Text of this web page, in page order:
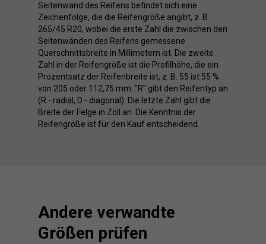
Seitenwand des Reifens befindet sich eine
Zeichenfolge, die die Reifengröße angibt, z. B.
265/45 R20, wobei die erste Zahl die zwischen den
Seitenwänden des Reifens gemessene
Querschnittsbreite in Millimetern ist. Die zweite
Zahl in der Reifengröße ist die Profilhöhe, die ein
Prozentsatz der Reifenbreite ist, z. B. 55 ist 55 %
von 205 oder 112,75 mm. "R" gibt den Reifentyp an
(R - radial, D - diagonal). Die letzte Zahl gibt die
Breite der Felge in Zoll an. Die Kenntnis der
Reifengröße ist für den Kauf entscheidend.
Andere verwandte
Größen prüfen